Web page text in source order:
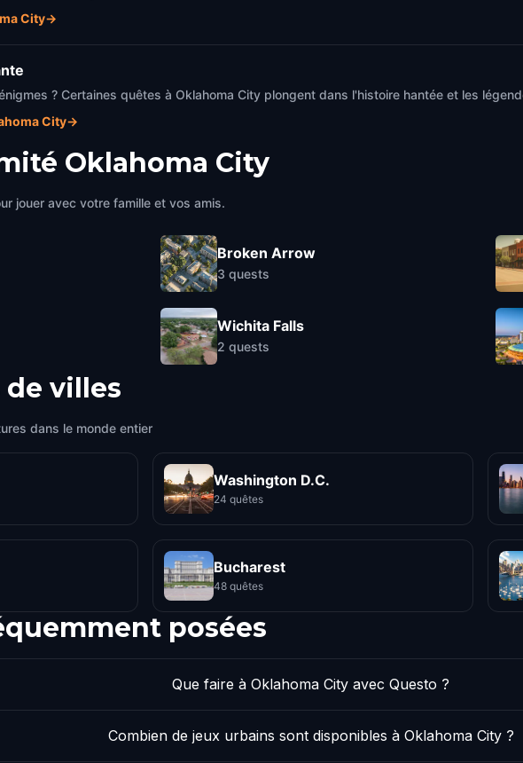
City→
? Certaines quêtes à Oklahoma City plongent dans l'histoire hantée et les
City→
Oklahoma City
jouer avec votre famille et vos amis.
Broken Arrow
3 quests
Wichita Falls
2 quests
villes
dans le monde entier
Washington D.C.
24 quêtes
Bucharest
48 quêtes
posées
Que faire à Oklahoma City avec Questo ?
Combien de jeux urbains sont disponibles à Oklahoma City ?